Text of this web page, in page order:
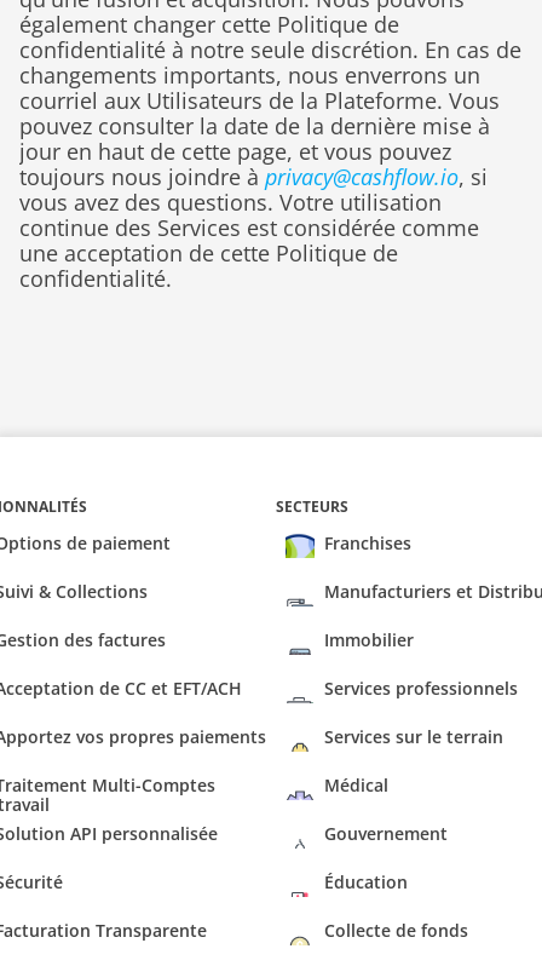
également changer cette Politique de
confidentialité à notre seule discrétion. En cas de
changements importants, nous enverrons un
courriel aux Utilisateurs de la Plateforme. Vous
pouvez consulter la date de la dernière mise à
jour en haut de cette page, et vous pouvez
toujours nous joindre à privacy@cashflow.io, si
vous avez des questions. Votre utilisation
continue des Services est considérée comme
une acceptation de cette Politique de
confidentialité.
de paiement
& Collections
des factures
de CC et EFT/ACH
vos propres paiements
Multi-Comptes
API personnalisée
Transparente
SECTEURS
Franchises
Manufacturiers et
Immobilier
Services professionnels
Services sur le terrain
Médical
Gouvernement
Éducation
Collecte de fonds